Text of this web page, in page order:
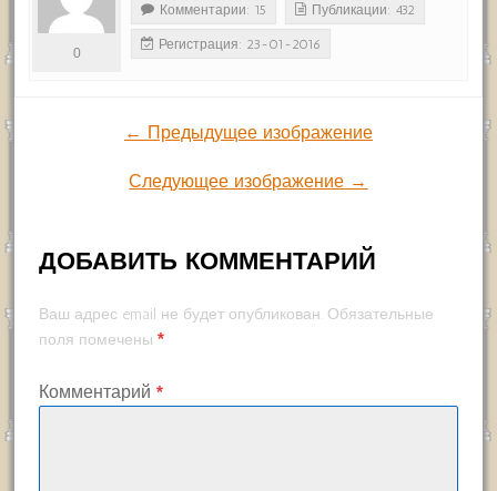
0
Комментарии: 15 Публикации: 432
Регистрация: 23-01-2016
← Предыдущее изображение
Следующее изображение →
ДОБАВИТЬ КОММЕНТАРИЙ
Ваш адрес email не будет опубликован. Обязательные
поля помечены *
Комментарий *